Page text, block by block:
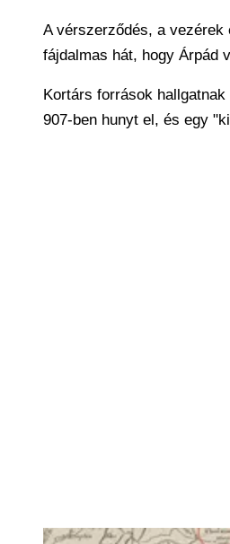
A vérszerződés, a vezérek
fájdalmas hát, hogy Árpád
Kortárs források
907-ben hunyt el, és egy